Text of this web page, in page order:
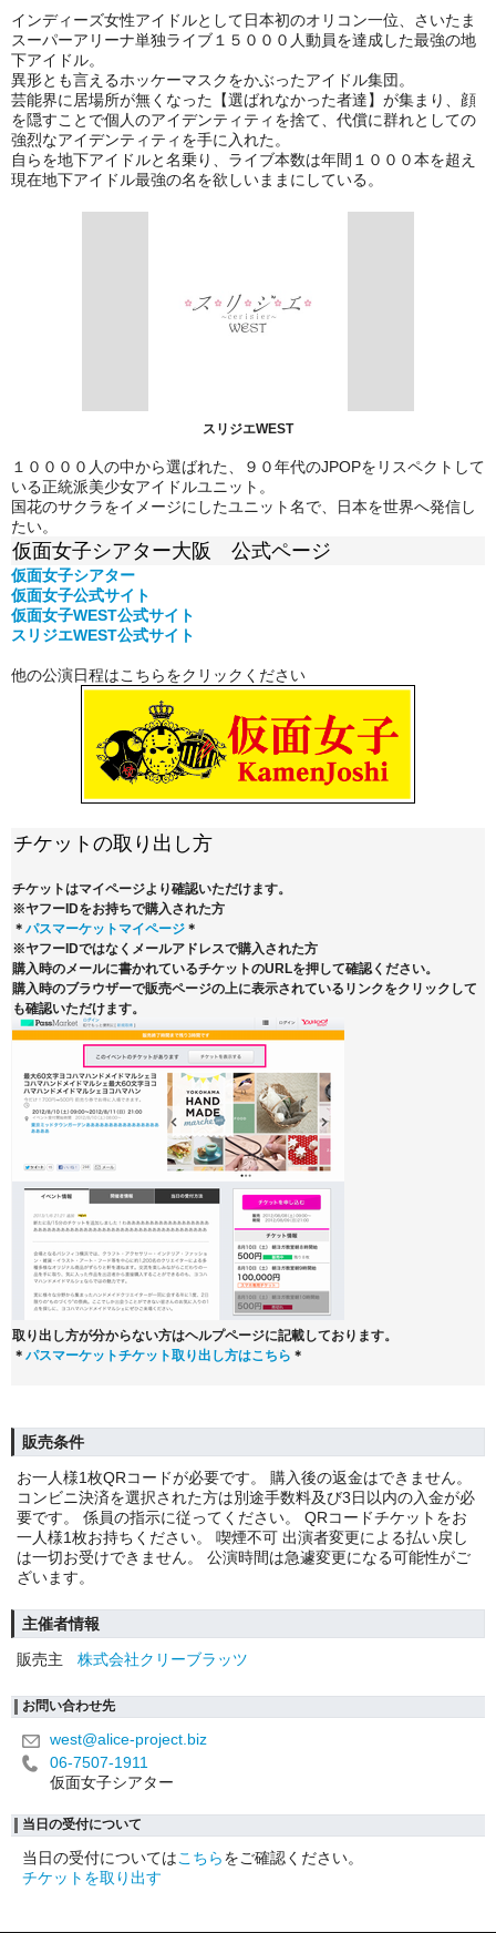
インディーズ女性アイドルとして日本初のオリコン一位、さいたま
スーパーアリーナ単独ライブ１５０００人動員を達成した最強の地
下アイドル。
異形とも言えるホッケーマスクをかぶったアイドル集団。
芸能界に居場所が無くなった【選ばれなかった者達】が集まり、顔
を隠すことで個人のアイデンティティを捨て、代償に群れとしての
強烈なアイデンティティを手に入れた。
自らを地下アイドルと名乗り、ライブ本数は年間１０００本を超え
現在地下アイドル最強の名を欲しいままにしている。
スリジエWEST
１００００人の中から選ばれた、９０年代のJPOPをリスペクトして
いる正統派美少女アイドルユニット。
国花のサクラをイメージにしたユニット名で、日本を世界へ発信し
たい。
仮面女子シアター大阪 公式ページ
仮面女子シアター
仮面女子公式サイト
仮面女子WEST公式サイト
スリジエWEST公式サイト
他の公演日程はこちらをクリックください
チケットの取り出し方
チケットはマイページより確認いただけます。
※ヤフーIDをお持ちで購入された方
＊ パスマーケットマイページ ＊
※ヤフーIDではなくメールアドレスで購入された方
購入時のメールに書かれているチケットのURLを押して確認ください。
購入時のブラウザーで販売ページの上に表示されているリンクをクリックして
も確認いただけます。
取り出し方が分からない方はヘルプページに記載しております。
＊ パスマーケットチケット取り出し方はこちら ＊
販売条件
お一人様1枚QRコードが必要です。 購入後の返金はできません。
コンビニ決済を選択された方は別途手数料及び3日以内の入金が必
要です。 係員の指示に従ってください。 QRコードチケットをお
一人様1枚お持ちください。 喫煙不可 出演者変更による払い戻し
は一切お受けできません。 公演時間は急遽変更になる可能性がご
ざいます。
主催者情報
販売主
株式会社クリーブラッツ
お問い合わせ先
west@alice-project.biz
06-7507-1911
仮面女子シアター
当日の受付について
当日の受付についてはこちらをご確認ください。
チケットを取り出す